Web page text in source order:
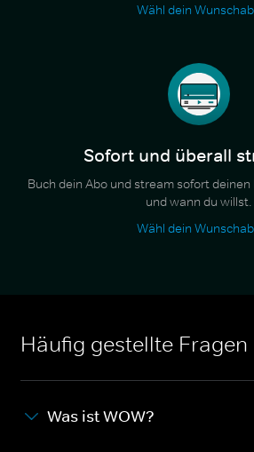
Wähl dein
Sofort und überall
Buch dein Abo und stream sofort
und wann du willst.
Wähl dein
Häufig gestellte Fragen
Was ist WOW?